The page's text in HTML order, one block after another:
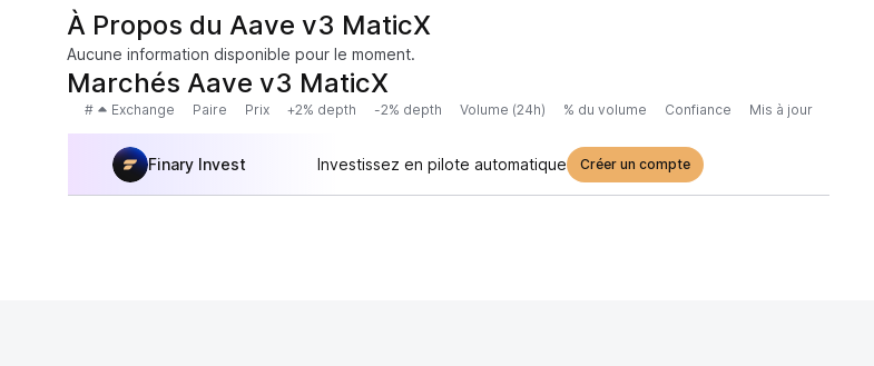
À Propos du Aave v3 MaticX
Aucune information disponible pour le moment.
Marchés Aave v3 MaticX
# Exchange Paire Prix +2% depth -2% depth Volume (24h) % du volume Confiance Mis à jour
Finary Invest Investissez en pilote automatique Créer un compte